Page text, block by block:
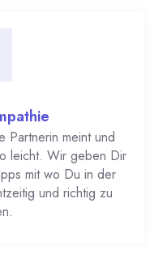
Partnerin meint und
leicht. Wir geben Dir
mit wo Du in der
und richtig zu